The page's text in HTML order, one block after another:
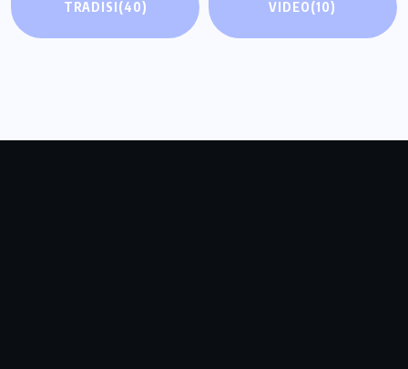
TRADISI(40) VIDEO(10)